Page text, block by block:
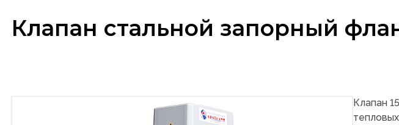
Клапан стальной запорный
Клапан